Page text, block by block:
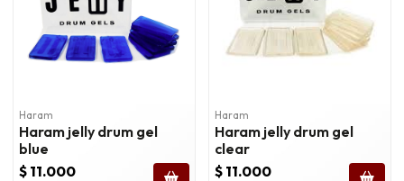
Haram
Haram jelly drum gel
blue
$ 11.000
Haram
Haram jelly drum gel
clear
$ 11.000